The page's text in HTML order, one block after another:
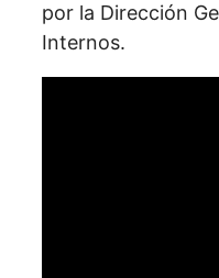
por la Dirección
Internos.